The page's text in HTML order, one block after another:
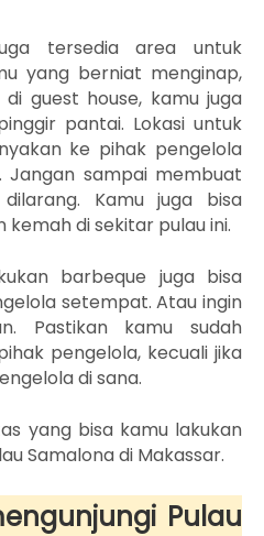
tersedia area untuk
yang berniat menginap,
guest house, kamu juga
pantai. Lokasi untuk
ke pihak pengelola
Jangan sampai membuat
Kamu juga bisa
di sekitar pulau ini.
barbeque juga bisa
setempat. Atau ingin
Pastikan kamu sudah
pengelola, kecuali jika
di sana.
yang bisa kamu lakukan
Samalona di Makassar.
Pulau